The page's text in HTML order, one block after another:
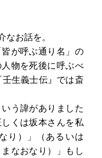
なお話を。
が呼ぶ通り名」の
物を死後に呼ぶべ
生義士伝』では斎
う諱がありました
くは坂本さんを私
り）」（あるいは
なおなり）」もし